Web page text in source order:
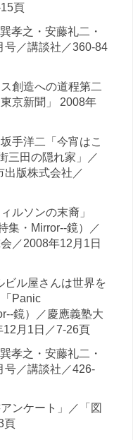
頁
孝之・安藤礼二・
号／講談社／360-84
創造への道程第二
京新聞」 2008年
手洋二「今宵はこ
三田の隠れ家」／
出版株式会社／
ルソンの末裔」
集・Mirror--鏡）／
／2008年12月1日
ビル屋さんは世界を
Panic
鏡）／慶應義塾大
月1日／7-26頁
孝之・安藤礼二・
号／講談社／426-
ンケート」／「図
頁